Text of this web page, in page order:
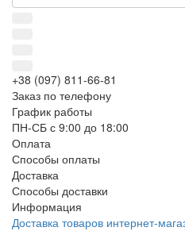
+38 (097) 811-66-81
Заказ по телефону
График работы
ПН-СБ с 9:00 до 18:00
Оплата
Способы оплаты
Доставка
Способы доставки
Информация
Доставка товаров интернет-